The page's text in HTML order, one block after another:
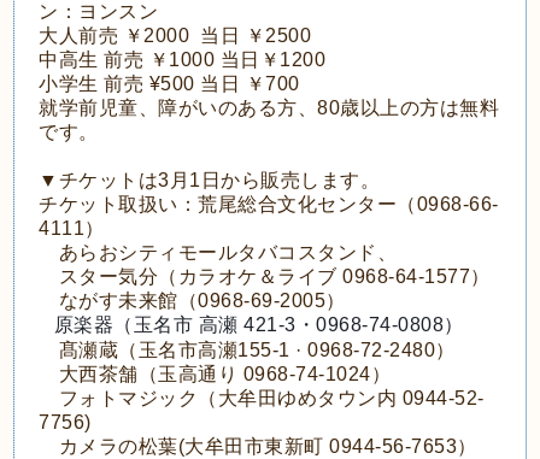
ン：ヨンスン
大人前売 ￥2000 当日 ￥2500
中高生 前売 ￥1000 当日￥1200
小学生 前売 ¥500 当日 ￥700
就学前児童、障がいのある方、80歳以上の方は無料
です。
▼チケットは3月1日から販売します。
チケット取扱い：荒尾総合文化センター（0968-66-
4111）
あらおシティモールタバコスタンド、
スター気分（カラオケ＆ライブ 0968-64-1577）
ながす未来館（0968-69-2005）
原楽器（玉名市 高瀬 421-3・0968-74-0808）
髙瀬蔵（玉名市高瀬155-1 · 0968-72-2480）
大西茶舗（玉高通り 0968-74-1024）
フォトマジック（大牟田ゆめタウン内 0944-52-
7756)
カメラの松葉(大牟田市東新町 0944-56-7653）